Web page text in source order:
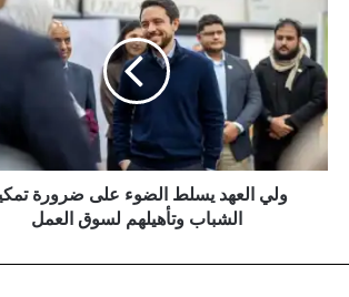
يسلط
الضوء
على
ضرورة
تمكين
الشباب
وتأهيلهم
ولي العهد يسلط الضوء على ضرورة
الشباب وتأهيلهم لسوق العمل